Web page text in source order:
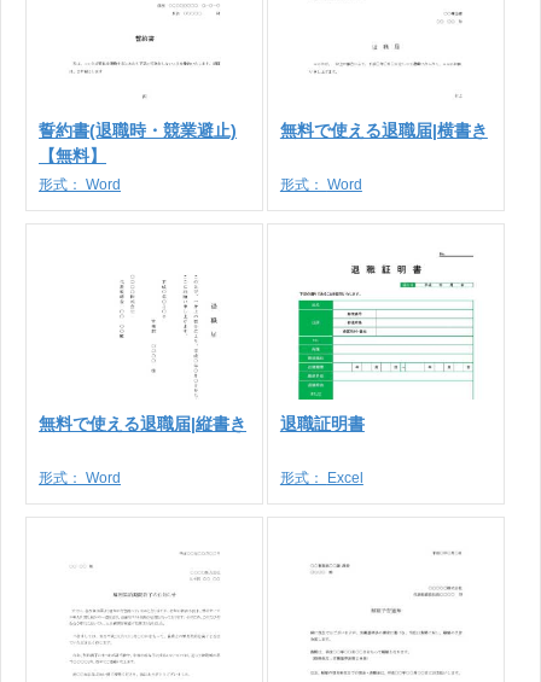
誓約書(退職時・競業避止)
【無料】
形式： Word
無料で使える退職届|横書き
形式： Word
無料で使える退職届|縦書き
形式： Word
退職証明書
形式： Excel